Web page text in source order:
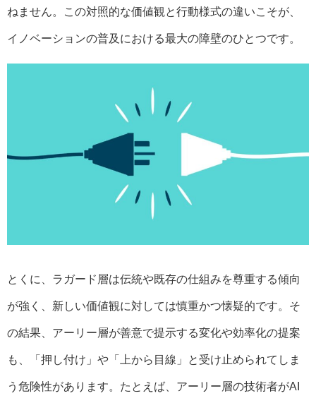
ねません。この対照的な価値観と行動様式の違いこそが、
イノベーションの普及における最大の障壁のひとつです。
とくに、ラガード層は伝統や既存の仕組みを尊重する傾向
が強く、新しい価値観に対しては慎重かつ懐疑的です。そ
の結果、アーリー層が善意で提示する変化や効率化の提案
も、「押し付け」や「上から目線」と受け止められてしま
う危険性があります。たとえば、アーリー層の技術者がAI